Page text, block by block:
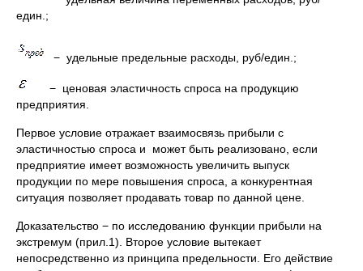
един.;
− удельные предельные расходы, руб/един.;
− ценовая эластичность спроса на продукцию
предприятия.
Первое условие отражает взаимосвязь прибыли с
эластичностью спроса и может быть реализовано, если
предприятие имеет возможность увеличить выпуск
продукции по мере повышения спроса, а конкурентная
ситуация позволяет продавать товар по данной цене.
Доказательство − по исследованию функции прибыли на
экстремум (прил.1). Второе условие вытекает
непосредственно из принципа предельности. Его действие